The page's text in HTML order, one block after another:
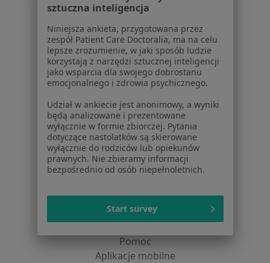
dane pozyskaliśmy samodzielnie
Polityka cookies
Jak działają wyniki wyszukiwania
Dostępność
O nas
Praca
Rekrutujemy!
Centrum prasowe
Kontakt
Dla pacjentów
Lekarze
Pytania i odpowiedzi
Usługi i zabiegi
Pomoc
Aplikacje mobilne
sztuczna inteligencja
Niniejsza ankieta, przygotowana przez
zespół Patient Care Doctoralia, ma na celu
lepsze zrozumienie, w jaki sposób ludzie
korzystają z narzędzi sztucznej inteligencji
jako wsparcia dla swojego dobrostanu
emocjonalnego i zdrowia psychicznego.
Udział w ankiecie jest anonimowy, a wyniki
będą analizowane i prezentowane
wyłącznie w formie zbiorczej. Pytania
dotyczące nastolatków są skierowane
wyłącznie do rodziców lub opiekunów
prawnych. Nie zbieramy informacji
bezpośrednio od osób niepełnoletnich.
Start survey